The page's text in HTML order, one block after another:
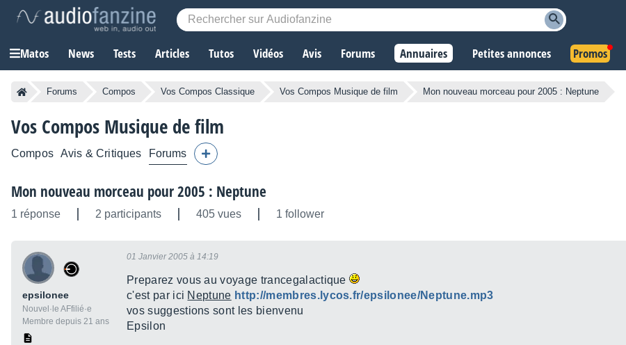
Matos News Tests Articles Tutos Vidéos Avis Forums Annuaires Petites annonces Promos
Forums Compos Vos Compos Classique Vos Compos Musique de film Mon nouveau morceau pour 2005 : Neptune
Vos Compos Musique de film
Compos Avis & Critiques Forums
Mon nouveau morceau pour 2005 : Neptune
1 réponse 2 participants 405 vues 1 follower
epsilonee
Nouvel·le AFfilié·e
Membre depuis 21 ans
01 Janvier 2005 à 14:19
Preparez vous au voyage trancegalactique
c'est par ici Neptune http://membres.lycos.fr/epsilonee/Neptune.mp3
vos suggestions sont les bienvenu
Epsilon